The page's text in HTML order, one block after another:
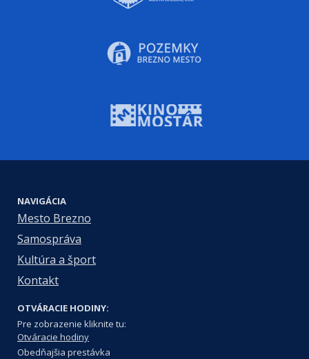
NAVIGÁCIA
Mesto Brezno
Samospráva
Kultúra a šport
Kontakt
OTVÁRACIE HODINY:
Pre zobrazenie kliknite tu:
Otváracie hodiny
Obedňajšia prestávka